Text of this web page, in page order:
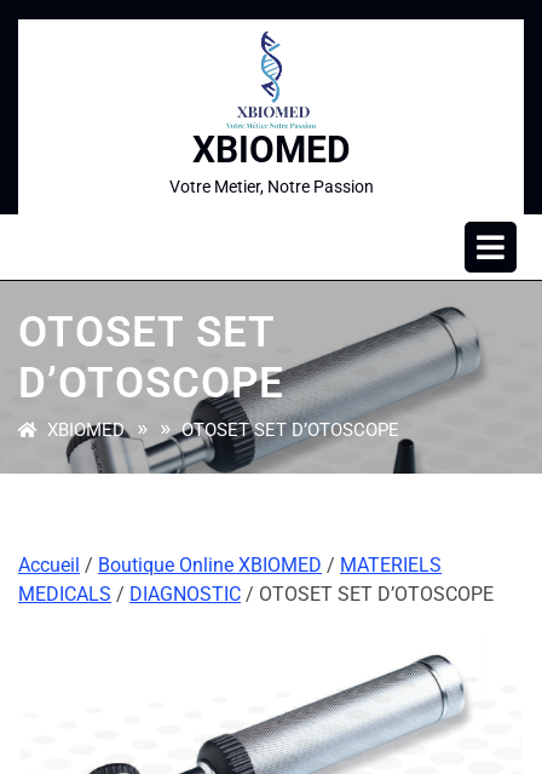
XBIOMED
Votre Metier, Notre Passion
OTOSET SET
D’OTOSCOPE
XBIOMED» »OTOSET SET D’OTOSCOPE
Accueil / Boutique Online XBIOMED / MATERIELS
MEDICALS / DIAGNOSTIC / OTOSET SET D’OTOSCOPE